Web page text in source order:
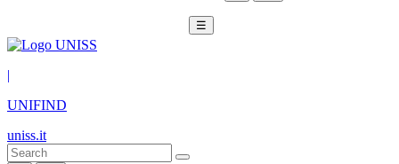
☰
|
UNIFIND
uniss.it